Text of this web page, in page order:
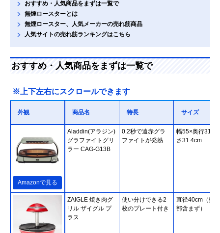
おすすめ・人気商品をまずは一覧で
無煙ロースターとは
無煙ロースター、人気メーカーの売れ筋商品
人気サイトの売れ筋ランキングはこちら
おすすめ・人気商品をまずは一覧で
※上下左右にスクロールできます
外観 商品名 特長 サイズ
Amazonで見る
‎Aladdin(アラジン)
グラファイトグリ
ラー CAG-G13B
0.2秒で遠赤グラ
ファイトが発熱
幅55×奥行31×高
さ31.4cm
ZAIGLE 焼き肉グ
リル ザイグル プ
ラス
使い分けできる2
枚のプレート付き
直径40cm（突起
部含まず）